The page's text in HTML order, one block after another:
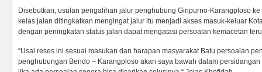
Disebutkan, usulan pengalihan jalur penghubung Giripurno-Karangploso
kelas jalan ditingkatkan mengingat jalur itu menjadi akses masuk-keluar
dengan peningkatan status jalan dapat mengatasi persoalan kemacetan
“Usai reses ini sesuai masukan dan harapan masyarakat Batu persoalan
penghubungan Bendo – Karangploso akan saya bawah dalam